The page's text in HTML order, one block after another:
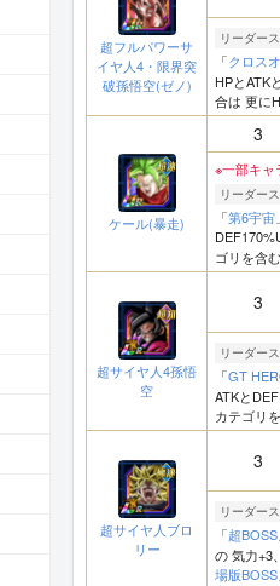
超フルパワーサ
イヤ人4・限界突
破孫悟空(ゼノ)
リーダー
「クロス
HPとATK
合は 更に
ケール(暴走)
3
※一部キャ
リーダー
「第6宇宙
ゴリを含
超サイヤ人4孫悟
空
3
リーダー
「GT
ATKと
カテゴリ
超サイヤ人ブロ
リー
3
リーダー
「超BOSS
の 気力+3
場版BOSS